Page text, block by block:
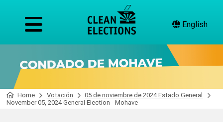
English
Home Votación
05 de noviembre de 2024 Estado General
November 05, 2024 General Election - Mohave